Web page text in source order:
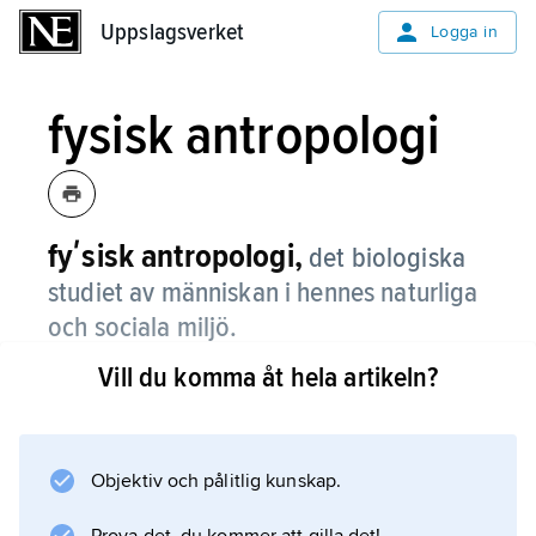
Uppslagsverket Logga in
fysisk antropologi
fyʹsisk antropologi, det biologiska
studiet av människan i hennes naturliga
och sociala miljö.
Den fysiska antropologin syftar till att förstå
dess biologiska variation genom att dels
Vill du komma åt hela artikeln?
Objektiv och pålitlig kunskap.